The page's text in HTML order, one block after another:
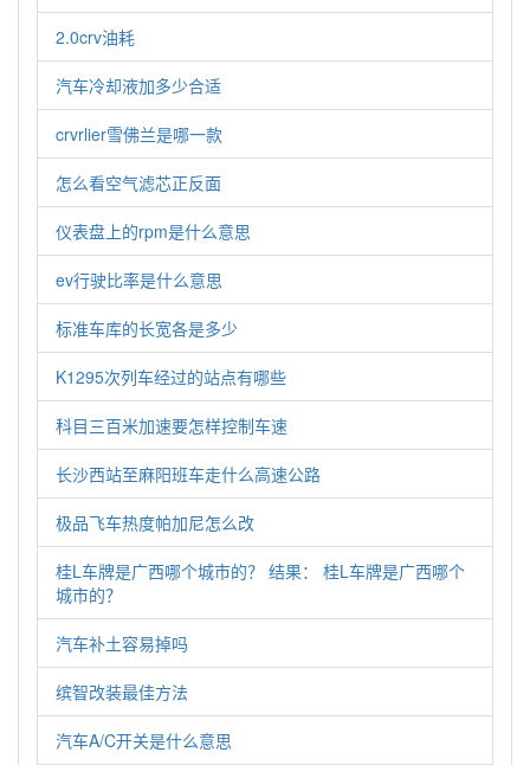
2.0crv油耗
汽车冷却液加多少合适
crvrlier雪佛兰是哪一款
怎么看空气滤芯正反面
仪表盘上的rpm是什么意思
ev行驶比率是什么意思
标准车库的长宽各是多少
K1295次列车经过的站点有哪些
科目三百米加速要怎样控制车速
长沙西站至麻阳班车走什么高速公路
极品飞车热度帕加尼怎么改
桂L车牌是广西哪个城市的？ 结果： 桂L车牌是广西哪个
城市的？
汽车补土容易掉吗
缤智改装最佳方法
汽车A/C开关是什么意思